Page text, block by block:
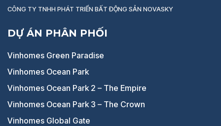
CÔNG TY TNHH PHÁT TRIỂN BẤT ĐỘNG SẢN NOVASKY
DỰ ÁN PHÂN PHỐI
Vinhomes Green Paradise
Vinhomes Ocean Park
Vinhomes Ocean Park 2 – The Empire
Vinhomes Ocean Park 3 – The Crown
Vinhomes Global Gate